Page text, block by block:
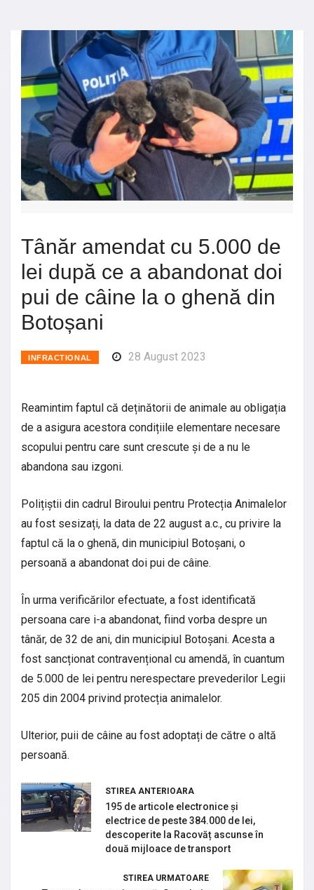
Tânăr amendat cu 5.000 de
lei după ce a abandonat doi
pui de câine la o ghenă din
Botoșani
INFRACTIONAL 28 August 2023
Reamintim faptul că deținătorii de animale au obligația
de a asigura acestora condițiile elementare necesare
scopului pentru care sunt crescute și de a nu le
abandona sau izgoni.
Polițiștii din cadrul Biroului pentru Protecția Animalelor
au fost sesizați, la data de 22 august a.c., cu privire la
faptul că la o ghenă, din municipiul Botoșani, o
persoană a abandonat doi pui de câine.
În urma verificărilor efectuate, a fost identificată
persoana care i-a abandonat, fiind vorba despre un
tânăr, de 32 de ani, din municipiul Botoșani. Acesta a
fost sancționat contravențional cu amendă, în cuantum
de 5.000 de lei pentru nerespectare prevederilor Legii
205 din 2004 privind protecția animalelor.
Ulterior, puii de câine au fost adoptați de către o altă
persoană.
STIREA ANTERIOARA
195 de articole electronice și
electrice de peste 384.000 de lei,
descoperite la Racovăț ascunse în
două mijloace de transport
STIREA URMATOARE